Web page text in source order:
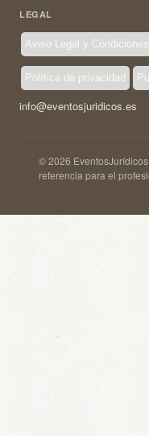
LEGAL
Aviso Legal y
Política de privacidad
info@eventosjuridicos.es
© 2026
referencia para el